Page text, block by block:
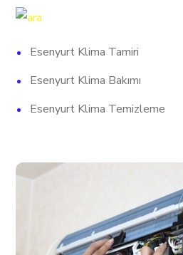
Esenyurt Klima Tamiri
Esenyurt Klima Bakımı
Esenyurt Klima Temizleme